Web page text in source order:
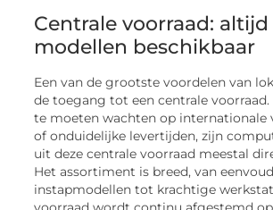
Centrale voorraad:
modellen beschikbaar
Een van de grootste voordelen van
de toegang tot een centrale voorraad.
te moeten wachten op internationale
of onduidelijke levertijden, zijn
uit deze centrale voorraad meestal
Het assortiment is breed, van
instapmodellen tot krachtige